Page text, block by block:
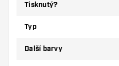
Díky vysoké hustotě
dlouhou životnost.
Tisknutý?
Typ
Další barvy